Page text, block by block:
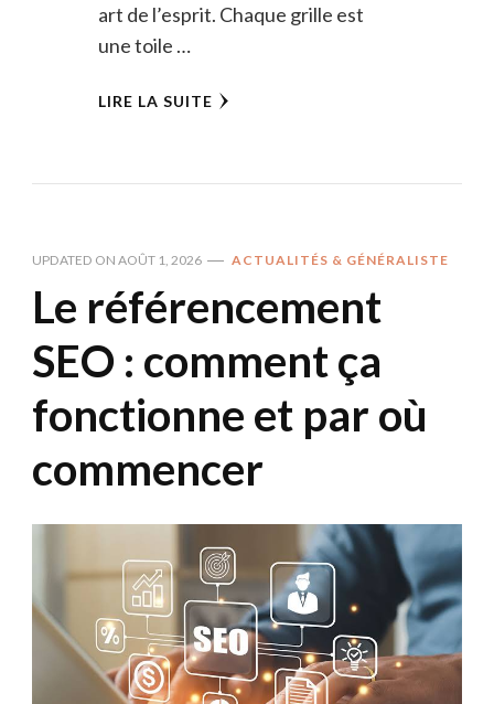
art de l’esprit. Chaque grille est
une toile …
LIRE LA SUITE
UPDATED ON AOÛT 1, 2026 ACTUALITÉS & GÉNÉRALISTE
Le référencement
SEO : comment ça
fonctionne et par où
commencer